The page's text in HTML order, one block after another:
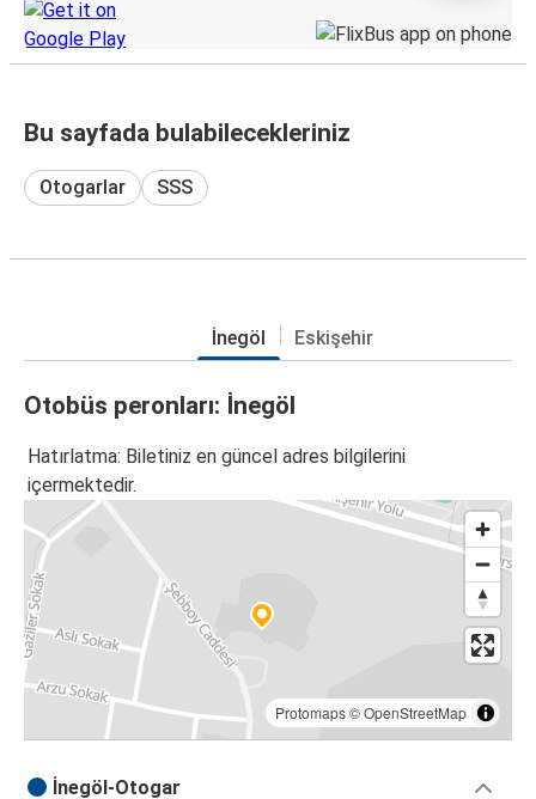
Bu sayfada bulabilecekleriniz
Otogarlar SSS
İnegöl Eskişehir
Otobüs peronları: İnegöl
Hatırlatma: Biletiniz en güncel adres bilgilerini
içermektedir.
Protomaps©OpenStreetMap
İnegöl-Otogar